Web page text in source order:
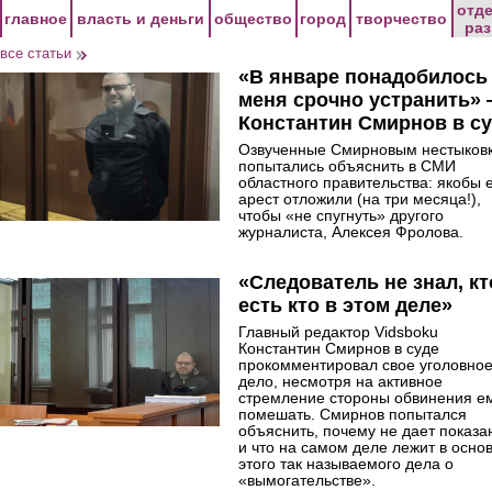
главное власть и деньги общество город творчество
все статьи
«В январе понадобилось
меня срочно
Константин Смирнов в
Озвученные Смирновым
попытались объяснить в СМИ
областного правительства: якобы
арест отложили (на три месяца!),
чтобы «не спугнуть» другого
журналиста, Алексея Фролова.
«Следователь не знал,
есть кто в этом деле»
Главный редактор Vidsboku
Константин Смирнов в суде
прокомментировал свое уголовное
дело, несмотря на активное
стремление стороны обвинения
помешать. Смирнов попытался
объяснить, почему не дает
и что на самом деле лежит в
этого так называемого дела о
«вымогательстве».